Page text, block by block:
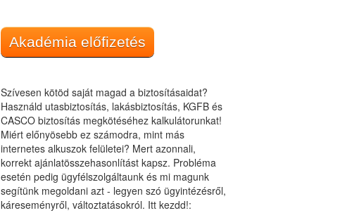
Akadémia előfizetés
Szívesen kötöd saját magad a biztosításaidat?
Használd utasbiztosítás, lakásbiztosítás, KGFB és
CASCO biztosítás megkötéséhez kalkulátorunkat!
Miért előnyösebb ez számodra, mint más
internetes alkuszok felületei? Mert azonnali,
korrekt ajánlatösszehasonlítást kapsz. Probléma
esetén pedig ügyfélszolgáltaunk és mi magunk
segítünk megoldani azt - legyen szó ügyintézésről,
káreseményről, változtatásokról. Itt kezdd!: